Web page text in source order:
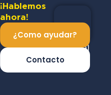
¡Hablemos
ahora!
¿Como ayudar?
Contacto